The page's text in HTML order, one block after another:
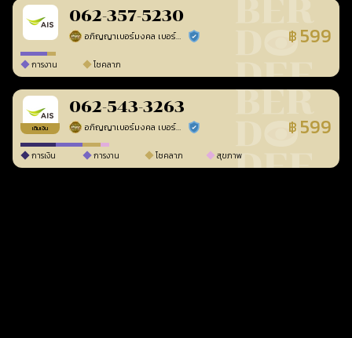
062-357-5230
อภิญญาเบอร์มงคล เบอร์สวยเลขศาสตร์ ร้านยืนยันแล้ว ฿ 599
การงาน โชคลาภ
เติมเงิน
062-543-3263
อภิญญาเบอร์มงคล เบอร์สวยเลขศาสตร์ ร้านยืนยันแล้ว ฿ 599
การเงิน การงาน โชคลาภ สุขภาพ